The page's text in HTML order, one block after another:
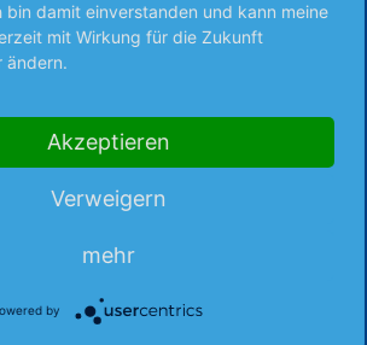
bin damit einverstanden und kann meine
mit Wirkung für die Zukunft
ändern.
Akzeptieren
Verweigern
mehr
by